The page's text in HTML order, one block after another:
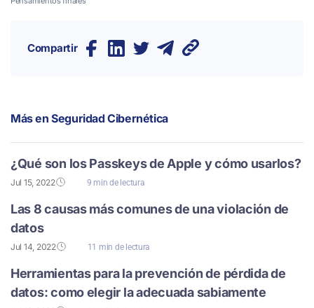
Compartir
Más enSeguridad Cibernética
¿Qué son los Passkeys de Apple y cómo usarlos?
Jul 15, 2022 9 min de lectura
Las 8 causas más comunes de una violación de
datos
Jul 14, 2022 11 min de lectura
Herramientas para la prevención de pérdida de
datos: como elegir la adecuada sabiamente